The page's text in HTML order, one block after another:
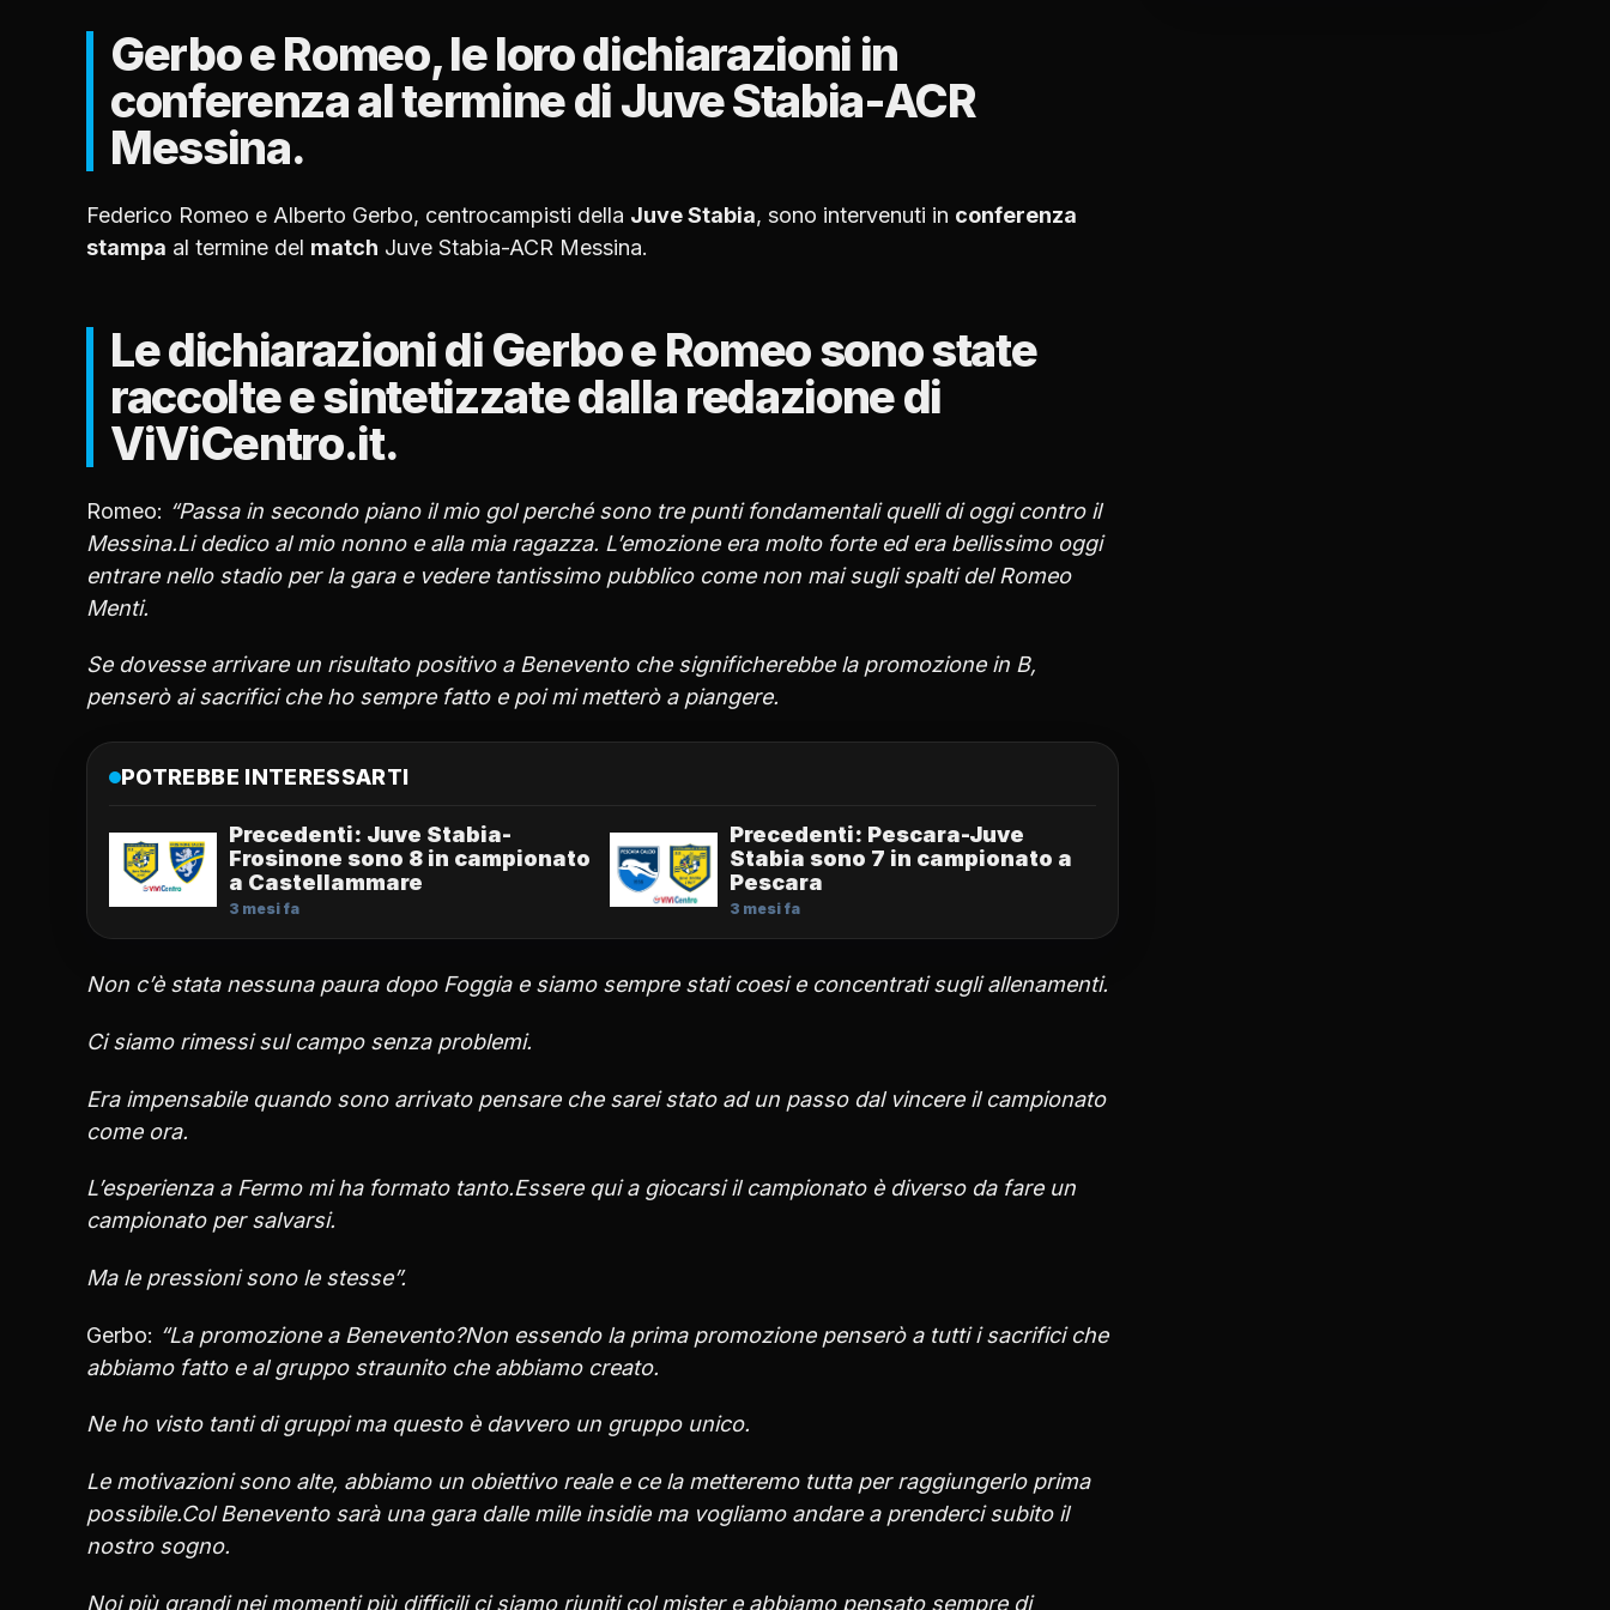
Gerbo e Romeo, le loro dichiarazioni in
conferenza al termine di Juve Stabia-ACR
Messina.
Federico Romeo e Alberto Gerbo, centrocampisti della Juve Stabia, sono intervenuti in conferenza
stampa al termine del match Juve Stabia-ACR Messina.
Le dichiarazioni di Gerbo e Romeo sono state
raccolte e sintetizzate dalla redazione di
ViViCentro.it.
Romeo: “Passa in secondo piano il mio gol perché sono tre punti fondamentali quelli di oggi contro il
Messina.Li dedico al mio nonno e alla mia ragazza. L’emozione era molto forte ed era bellissimo oggi
entrare nello stadio per la gara e vedere tantissimo pubblico come non mai sugli spalti del Romeo
Menti.
Se dovesse arrivare un risultato positivo a Benevento che significherebbe la promozione in B,
penserò ai sacrifici che ho sempre fatto e poi mi metterò a piangere.
POTREBBE INTERESSARTI
Precedenti: Juve Stabia-
Frosinone sono 8 in campionato
a Castellammare
3 mesi fa
Precedenti: Pescara-Juve
Stabia sono 7 in campionato a
Pescara
3 mesi fa
Non c’è stata nessuna paura dopo Foggia e siamo sempre stati coesi e concentrati sugli allenamenti.
Ci siamo rimessi sul campo senza problemi.
Era impensabile quando sono arrivato pensare che sarei stato ad un passo dal vincere il campionato
come ora.
L’esperienza a Fermo mi ha formato tanto.Essere qui a giocarsi il campionato è diverso da fare un
campionato per salvarsi.
Ma le pressioni sono le stesse”.
Gerbo: “La promozione a Benevento?Non essendo la prima promozione penserò a tutti i sacrifici che
abbiamo fatto e al gruppo straunito che abbiamo creato.
Ne ho visto tanti di gruppi ma questo è davvero un gruppo unico.
Le motivazioni sono alte, abbiamo un obiettivo reale e ce la metteremo tutta per raggiungerlo prima
possibile.Col Benevento sarà una gara dalle mille insidie ma vogliamo andare a prenderci subito il
nostro sogno.
Noi più grandi nei momenti più difficili ci siamo riuniti col mister e abbiamo pensato sempre di